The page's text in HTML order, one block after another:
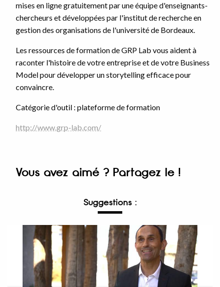
mises en ligne gratuitement par une équipe d'enseignants-
chercheurs et développées par l'institut de recherche en
gestion des organisations de l'université de Bordeaux.
Les ressources de formation de GRP Lab vous aident à
raconter l'histoire de votre entreprise et de votre Business
Model pour développer un storytelling efficace pour
convaincre.
Catégorie d'outil : plateforme de formation
http://www.grp-lab.com/
Vous avez aimé ? Partagez le !
Suggestions :